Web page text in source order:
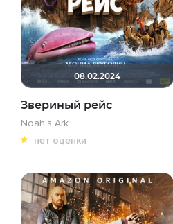
08.02.2024
Звериный рейс
Noah's Ark
нет оценки